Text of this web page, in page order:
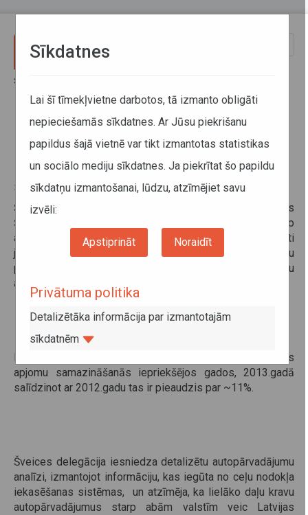
Sākums
Latvijas - Šveices Kopējās
komisijas sanāksme
28. aprīlis 2014
Šā gada 25. un 26. aprīlī Rīgā notika kārtējā Latvijas
Šveices Kopējās komisijas sanāksme par starptautisko
autopārvadājumu jautājumiem. Dienas kārtībā tika iekļauti
jautājumi par savstarpējo tirdzniecību, pasažieru un kravu
pārvadājumiem, ES normatīvo aktu piemērošanu
autopārvadājumu jomā un citiem jautājumiem.
Delegācijas atzīmēja, ka pēc savstarpējās tirdzniecības
apjomu samazināšanās iepriekšējos gados, 2013.gadā
salīdzinot ar 2012.gadu tas ir pieaudzis par ~11%.
Šveices delegācija iesniedza detalizētu autopārvadājumu
analīzi, izmantojot informāciju, kas iegūta no ceļu nodokļa
iekasēšanas sistēmas, un atzīmēja, ka lielāko daļu kravu
autopārvadājumus starp abām valstīm veic Latvijas
Sīkdatnes
Lai šī tīmekļvietne darbotos, tā izmanto obligāti
nepieciešamās sīkdatnes. Ar Jūsu piekrišanu
papildus šajā vietnē var tikt izmantotas statistikas
un sociālo mediju sīkdatnes. Ja piekrītat šo papildu
sīkdatņu izmantošanai, lūdzu, atzīmējiet savu
izvēli:
Apstiprināt Noraidīt
Privātuma politika
Detalizētāka informācija par izmantotajām
sīkdatnēm